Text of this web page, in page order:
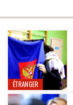
ÉTRANGER